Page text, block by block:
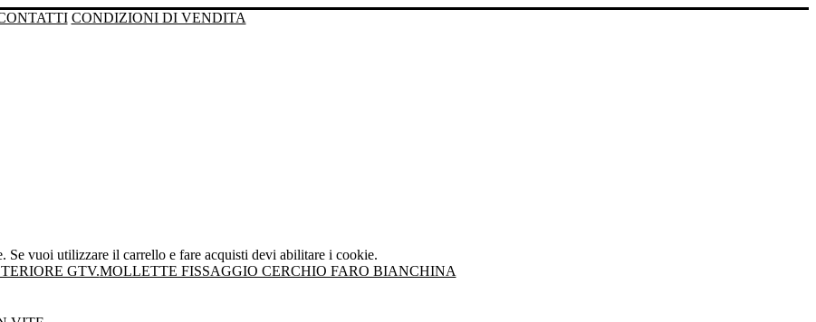
CONDIZIONI DI VENDITA
Se vuoi utilizzare il carrello e fare acquisti devi abilitare i cookie.
GTV.MOLLETTE FISSAGGIO CERCHIO FARO BIANCHINA